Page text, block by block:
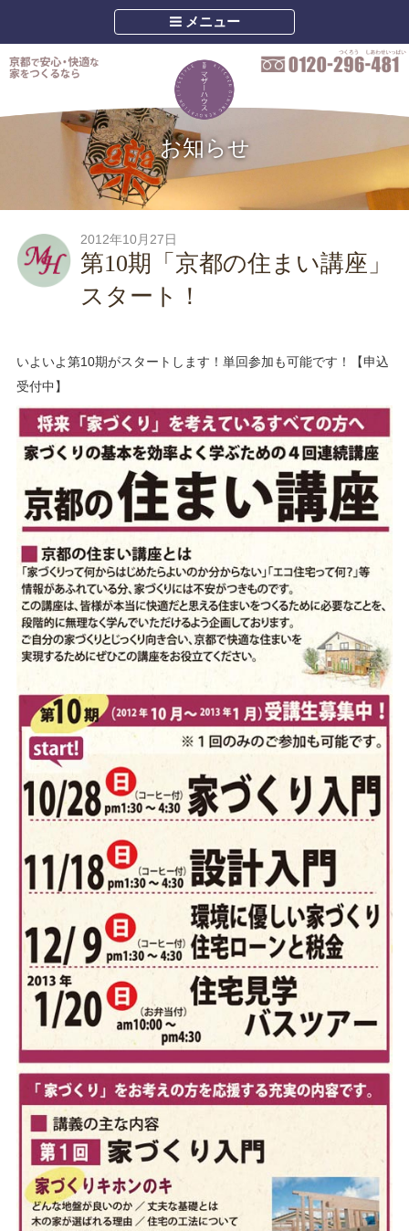
メニュー
お知らせ
2012年10月27日
第10期「京都の住まい講座」
スタート！
いよいよ第10期がスタートします！単回参加も可能です！【申込
受付中】